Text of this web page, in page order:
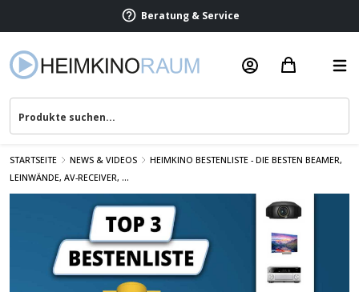
Beratung & Service
STARTSEITE NEWS & VIDEOS
HEIMKINO BESTENLISTE - DIE BESTEN BEAMER,
LEINWÄNDE, AV-RECEIVER, ...